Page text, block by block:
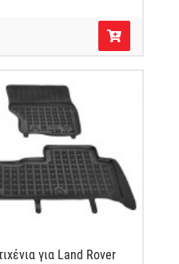
για Land Rover